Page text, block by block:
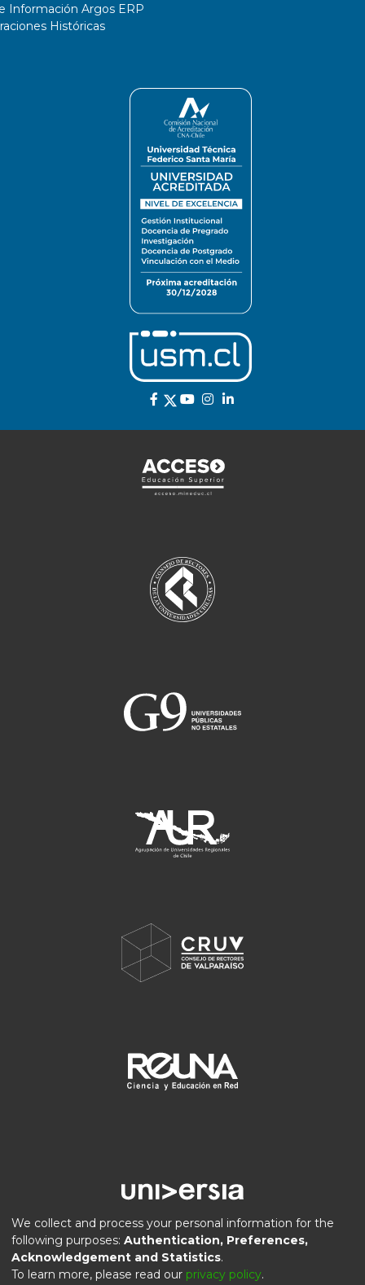
Información Argos ERP
Históricas
DSpace software copyright © 2002-2026
We collect and process your personal information for the
following purposes: Authentication, Preferences,
Acknowledgement and Statistics.
To learn more, please read our privacy policy.